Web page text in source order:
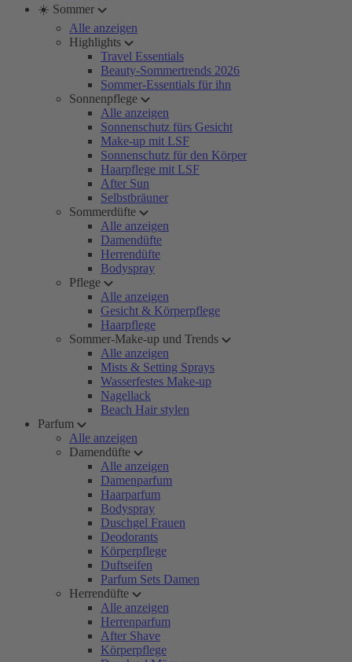
☀️ Sommer
Alle anzeigen
Highlights
Travel Essentials
Beauty-Sommertrends 2026
Sommer-Essentials für ihn
Sonnenpflege
Alle anzeigen
Sonnenschutz fürs Gesicht
Make-up mit LSF
Sonnenschutz für den Körper
Haarpflege mit LSF
After Sun
Selbstbräuner
Sommerdüfte
Alle anzeigen
Damendüfte
Herrendüfte
Bodyspray
Pflege
Alle anzeigen
Gesicht & Körperpflege
Haarpflege
Sommer-Make-up und Trends
Alle anzeigen
Mists & Setting Sprays
Wasserfestes Make-up
Nagellack
Beach Hair stylen
Parfum
Alle anzeigen
Damendüfte
Alle anzeigen
Damenparfum
Haarparfum
Bodyspray
Duschgel Frauen
Deodorants
Körperpflege
Duftseifen
Parfum Sets Damen
Herrendüfte
Alle anzeigen
Herrenparfum
After Shave
Körperpflege